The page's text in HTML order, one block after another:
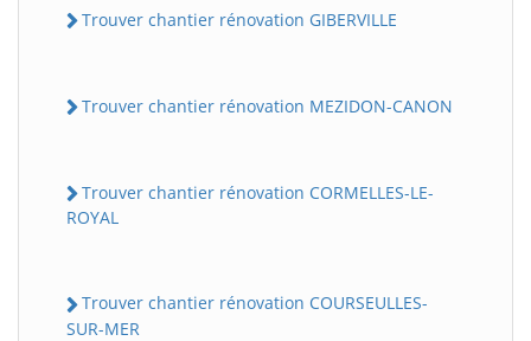
Trouver chantier rénovation GIBERVILLE
Trouver chantier rénovation MEZIDON-CANON
Trouver chantier rénovation CORMELLES-LE-
ROYAL
Trouver chantier rénovation COURSEULLES-
SUR-MER